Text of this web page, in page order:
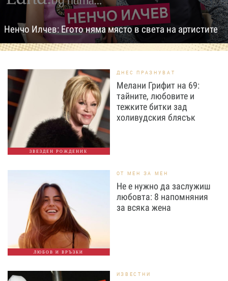
Ненчо Илчев: Егото няма място в света на артистите
ЗВЕЗДЕН РОЖДЕНИК
ДНЕС ПРАЗНУВАТ
Мелани Грифит на 69:
тайните, любовите и
тежките битки зад
холивудския блясък
ЛЮБОВ И ВРЪЗКИ
ОТ МЕН ЗА МЕН
Не е нужно да заслужиш
любовта: 8 напомняния
за всяка жена
ИЗВЕСТНИ